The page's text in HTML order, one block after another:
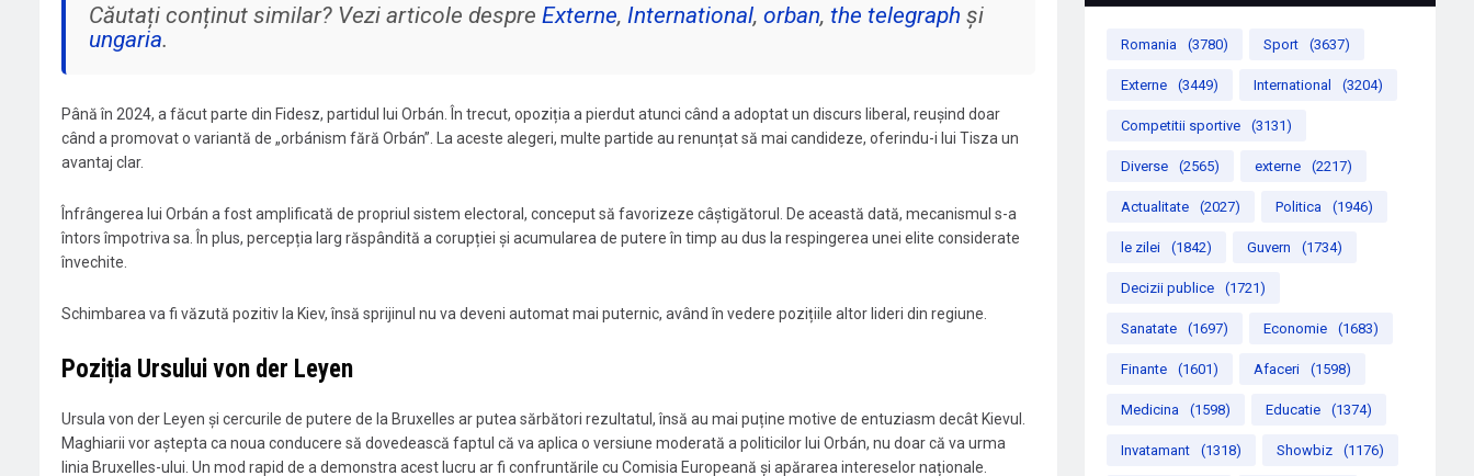
Căutați conținut similar? Vezi articole despre Externe, International, orban, the telegraph și
ungaria.
Până în 2024, a făcut parte din Fidesz, partidul lui Orbán. În trecut, opoziția a pierdut atunci când a adoptat un discurs liberal, reușind doar
când a promovat o variantă de „orbánism fără Orbán”. La aceste alegeri, multe partide au renunțat să mai candideze, oferindu-i lui Tisza un
avantaj clar.
Înfrângerea lui Orbán a fost amplificată de propriul sistem electoral, conceput să favorizeze câștigătorul. De această dată, mecanismul s-a
întors împotriva sa. În plus, percepția larg răspândită a corupției și acumularea de putere în timp au dus la respingerea unei elite considerate
învechite.
Schimbarea va fi văzută pozitiv la Kiev, însă sprijinul nu va deveni automat mai puternic, având în vedere pozițiile altor lideri din regiune.
Poziția Ursului von der Leyen
Ursula von der Leyen și cercurile de putere de la Bruxelles ar putea sărbători rezultatul, însă au mai puține motive de entuziasm decât Kievul.
Maghiarii vor aștepta ca noua conducere să dovedească faptul că va aplica o versiune moderată a politicilor lui Orbán, nu doar că va urma
linia Bruxelles-ului. Un mod rapid de a demonstra acest lucru ar fi confruntările cu Comisia Europeană și apărarea intereselor naționale.
Romania (3780) Sport (3637)
Externe (3449) International (3204)
Competitii sportive (3131)
Diverse (2565) externe (2217)
Actualitate (2027) Politica (1946)
le zilei (1842) Guvern (1734)
Decizii publice (1721)
Sanatate (1697) Economie (1683)
Finante (1601) Afaceri (1598)
Medicina (1598) Educatie (1374)
Invatamant (1318) Showbiz (1176)